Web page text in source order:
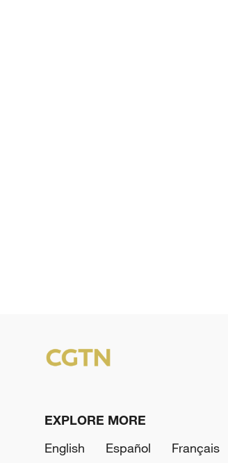
EXPLORE MORE
English
Español Français